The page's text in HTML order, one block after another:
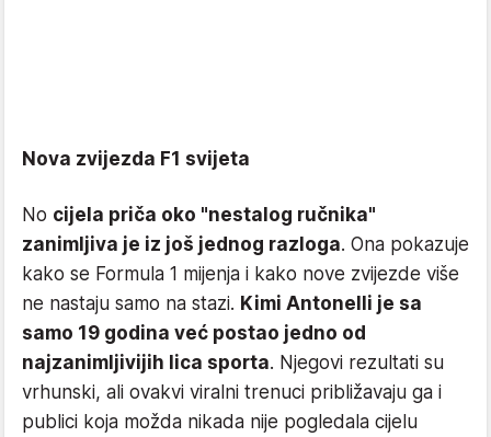
Nova zvijezda F1 svijeta
No cijela priča oko "nestalog ručnika"
zanimljiva je iz još jednog razloga. Ona pokazuje
kako se Formula 1 mijenja i kako nove zvijezde više
ne nastaju samo na stazi. Kimi Antonelli je sa
samo 19 godina već postao jedno od
najzanimljivijih lica sporta. Njegovi rezultati su
vrhunski, ali ovakvi viralni trenuci približavaju ga i
publici koja možda nikada nije pogledala cijelu